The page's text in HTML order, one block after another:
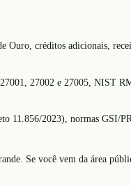
créditos adicionais,
27002 e 27005, NIST
11.856/2023), normas GSI/
Se você vem da área